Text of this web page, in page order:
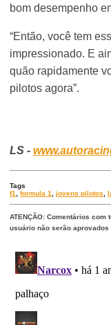
bom desempenho
“Então, você tem
impressionado. E
quão rapidamente
pilotos agora”.
LS -
Tags
f1
,formula 1 ,jovens pilotos ,
ATENÇÃO: Comentários
usuário não serão aprovados